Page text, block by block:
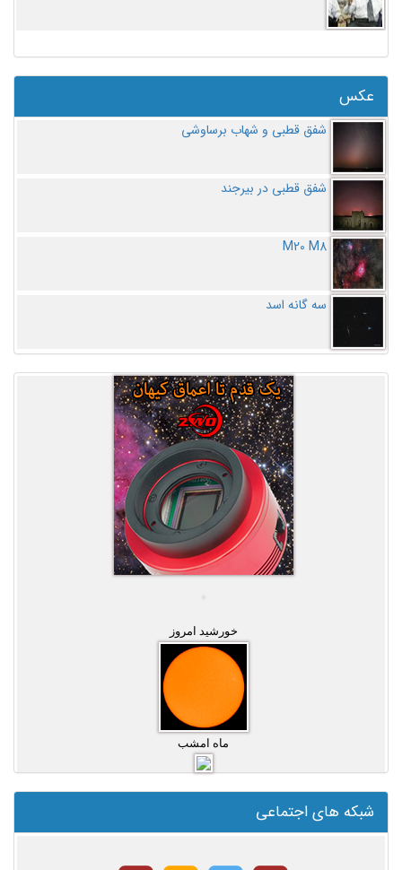
عکس
شفق قطبی و شهاب برساوشی
شفق قطبی در بیرجند
M20 M8
سه گانه اسد
خورشید امروز
ماه امشب
شبکه های اجتماعی